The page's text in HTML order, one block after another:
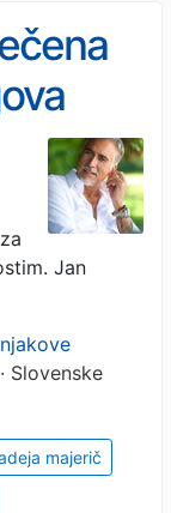
njuni
Jan
· Slovenske
majerič